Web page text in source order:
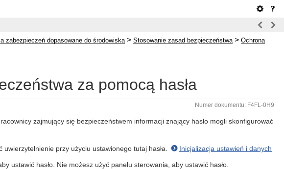
zabezpieczeń dopasowane do środowiska > Stosowanie zasad bezpieczeństwa > Ochrona
za pomocą hasła
Numer dokumentu: F4FL-0H9
zajmujący się bezpieczeństwem informacji znający hasło mogli skonfigurować
przy użyciu ustawionego tutaj hasła. Inicjalizacja ustawień i danych
ustawić hasło. Nie możesz użyć panelu sterowania, aby ustawić hasło.